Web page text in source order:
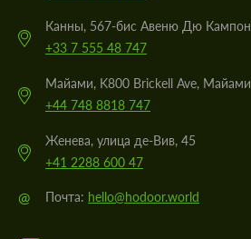
Канны, 567-бис Авеню Дю Кампон
+33 7 555 48 747
Майами, K800 Brickell Ave, Майами
+44 748 8818 747
Женева, улица де-Вив, 45
+41 2288 600 47
@ Почта: hello@hodoor.world